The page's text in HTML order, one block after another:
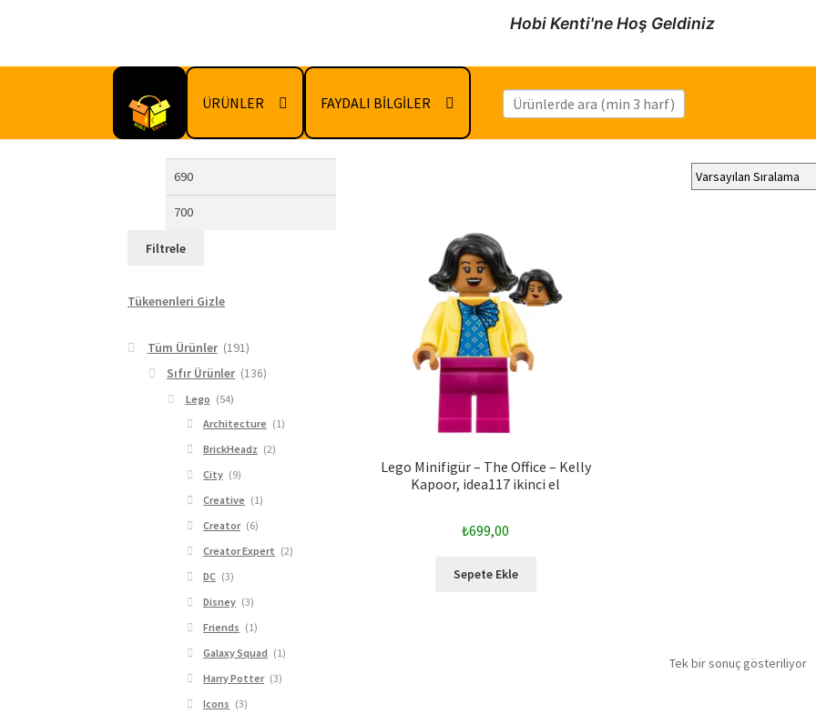
Hobi Kenti'ne Hoş Geldiniz
ÜRÜNLER
FAYDALI BİLGİLER
Lego Minifigür – The Office – Kelly
Kapoor, idea117 ikinci el
₺699,00
Sepete Ekle
Tek bir sonuç gösteriliyor
En
Filtrele
Tükenenleri Gizle
Tüm Ürünler (191)
Sıfır Ürünler (136)
Lego (54)
Architecture (1)
BrickHeadz (2)
City (9)
Creative (1)
Creator (6)
Creator Expert (2)
DC (3)
Disney (3)
Friends (1)
Galaxy Squad (1)
Harry Potter (3)
Icons (3)